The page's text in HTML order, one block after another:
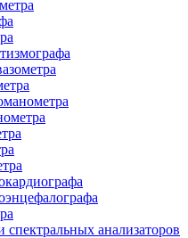
анализаторов